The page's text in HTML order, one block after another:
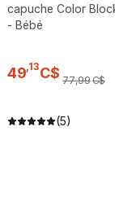
capuche Color
- Bébé
49 13C$ 77,99C$
(5)